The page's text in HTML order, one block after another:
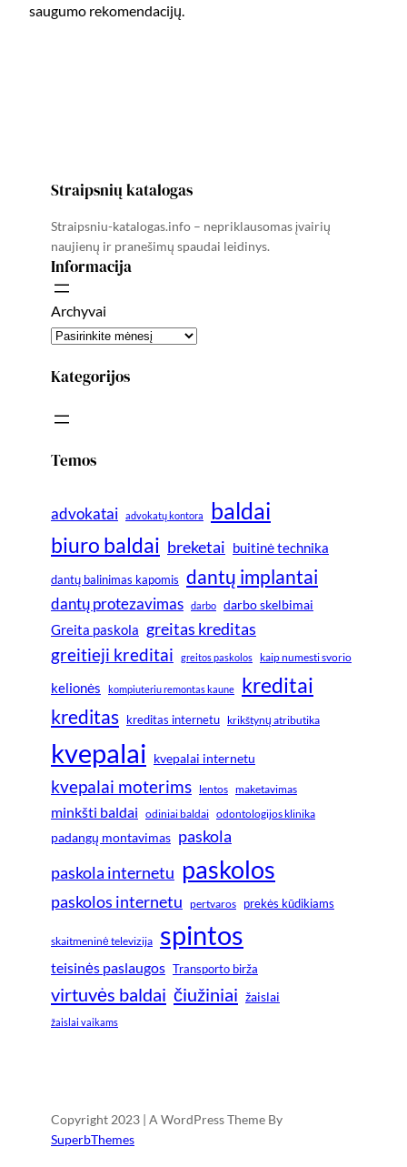
saugumo rekomendacijų.
Straipsnių katalogas
Straipsniu-katalogas.info – nepriklausomas įvairių
naujienų ir pranešimų spaudai leidinys.
Informacija
Archyvai
Kategorijos
Temos
advokatai advokatų kontora baldai
biuro baldai breketai buitinė technika
dantų balinimas kapomis dantų implantai
dantų protezavimas darbo darbo skelbimai
Greita paskola greitas kreditas
greitieji kreditai greitos paskolos kaip numesti svorio
kelionės kompiuteriu remontas kaune kreditai
kreditas kreditas internetu krikštynų atributika
kvepalai kvepalai internetu
kvepalai moterims lentos maketavimas
minkšti baldai odiniai baldai odontologijos klinika
padangų montavimas paskola
paskola internetu paskolos
paskolos internetu pertvaros prekės kūdikiams
skaitmeninė televizija spintos
teisinės paslaugos Transporto birža
virtuvės baldai čiužiniai žaislai
žaislai vaikams
Copyright 2023 | A WordPress Theme By
SuperbThemes